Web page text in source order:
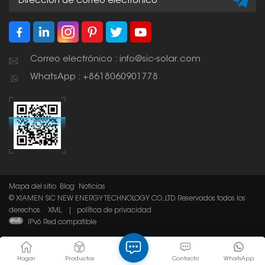
Correo electrónico : info@sic-solar.com
WhatsApp : +8618060901778
Mapa del sitio Blog
Noticias
© XIAMEN SIC NEW ENERGY TECHNOLOGY CO.,LTD. Reservados todos los
derechos.
XML
política de privacidad
IPv6 Red compatible
Hogar Productos WhatsApp
Contacto